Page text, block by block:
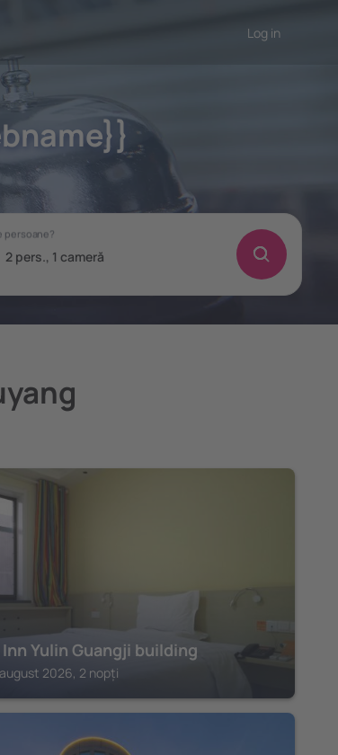
Log in
Inn Yulin Guangji building
august 2026, 2 nopți